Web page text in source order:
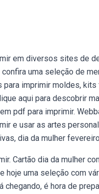
em diversos sites de
uma seleção de
para imprimir moldes,
aqui para descobrir
pdf para imprimir.
e usar as artes
dia da mulher
Cartão dia da mulher
hoje uma seleção com
é hora de